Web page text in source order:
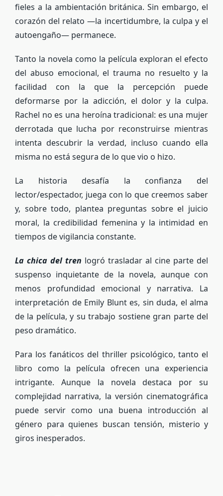
fieles a la ambientación británica. Sin embargo, el
corazón del relato —la incertidumbre, la culpa y el
autoengaño— permanece.
Tanto la novela como la película exploran el efecto
del abuso emocional, el trauma no resuelto y la
facilidad con la que la percepción puede
deformarse por la adicción, el dolor y la culpa.
Rachel no es una heroína tradicional: es una mujer
derrotada que lucha por reconstruirse mientras
intenta descubrir la verdad, incluso cuando ella
misma no está segura de lo que vio o hizo.
La historia desafía la confianza del
lector/espectador, juega con lo que creemos saber
y, sobre todo, plantea preguntas sobre el juicio
moral, la credibilidad femenina y la intimidad en
tiempos de vigilancia constante.
La chica del tren logró trasladar al cine parte del
suspenso inquietante de la novela, aunque con
menos profundidad emocional y narrativa. La
interpretación de Emily Blunt es, sin duda, el alma
de la película, y su trabajo sostiene gran parte del
peso dramático.
Para los fanáticos del thriller psicológico, tanto el
libro como la película ofrecen una experiencia
intrigante. Aunque la novela destaca por su
complejidad narrativa, la versión cinematográfica
puede servir como una buena introducción al
género para quienes buscan tensión, misterio y
giros inesperados.